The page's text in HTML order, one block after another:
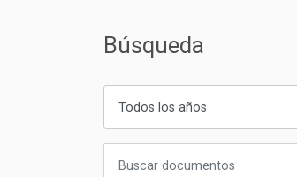
Búsqueda
Todos los años